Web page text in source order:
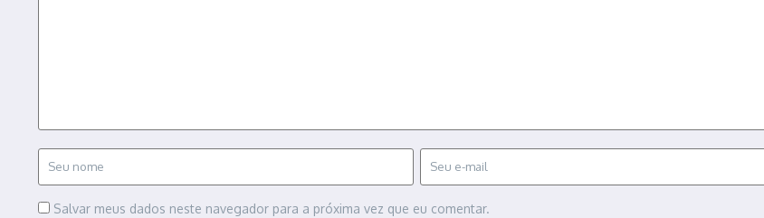
Salvar meus dados neste navegador para a próxima vez que eu comentar.